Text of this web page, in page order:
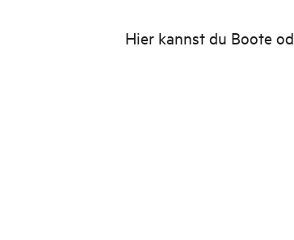
Hier kannst du Boote